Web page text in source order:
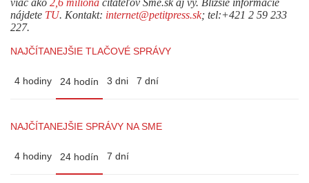
viac ako 2,6 milióna čitateľov Sme.sk aj vy. Bližšie informácie
nájdete TU. Kontakt: internet@petitpress.sk; tel:+421 2 59 233
227.
NAJČÍTANEJŠIE TLAČOVÉ SPRÁVY
4 hodiny 24 hodín 3 dni 7 dní
NAJČÍTANEJŠIE SPRÁVY NA SME
4 hodiny 24 hodín 7 dní